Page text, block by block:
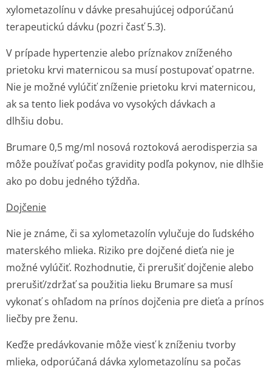
xylometazolínu v dávke presahujúcej odporúčanú
terapeutickú dávku (pozri časť 5.3).
V prípade hypertenzie alebo príznakov zníženého
prietoku krvi maternicou sa musí postupovať opatrne.
Nie je možné vylúčiť zníženie prietoku krvi maternicou,
ak sa tento liek podáva vo vysokých dávkach a
dlhšiu dobu.
Brumare 0,5 mg/ml nosová roztoková aerodisperzia sa
môže používať počas gravidity podľa pokynov, nie dlhšie
ako po dobu jedného týždňa.
Dojčenie
Nie je známe, či sa xylometazolín vylučuje do ľudského
materského mlieka. Riziko pre dojčené dieťa nie je
možné vylúčiť. Rozhodnutie, či prerušiť dojčenie alebo
prerušiť/zdržať sa použitia lieku Brumare sa musí
vykonať s ohľadom na prínos dojčenia pre dieťa a prínos
liečby pre ženu.
Keďže predávkovanie môže viesť k zníženiu tvorby
mlieka, odporúčaná dávka xylometazolínu sa počas